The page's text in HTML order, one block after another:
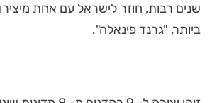
שנים רבות, חוזר לישראל עם אחת
ביותר, "גרנד פינאלה".